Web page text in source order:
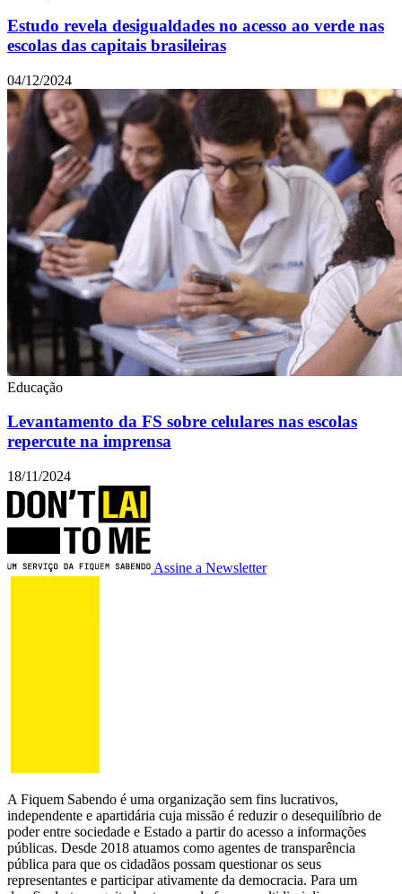
Estudo revela desigualdades no acesso ao verde nas
escolas das capitais brasileiras
04/12/2024
Educação
Levantamento da FS sobre celulares nas escolas
repercute na imprensa
18/11/2024
Assine a Newsletter
A Fiquem Sabendo é uma organização sem fins lucrativos,
independente e apartidária cuja missão é reduzir o desequilíbrio de
poder entre sociedade e Estado a partir do acesso a informações
públicas. Desde 2018 atuamos como agentes de transparência
pública para que os cidadãos possam questionar os seus
representantes e participar ativamente da democracia. Para um